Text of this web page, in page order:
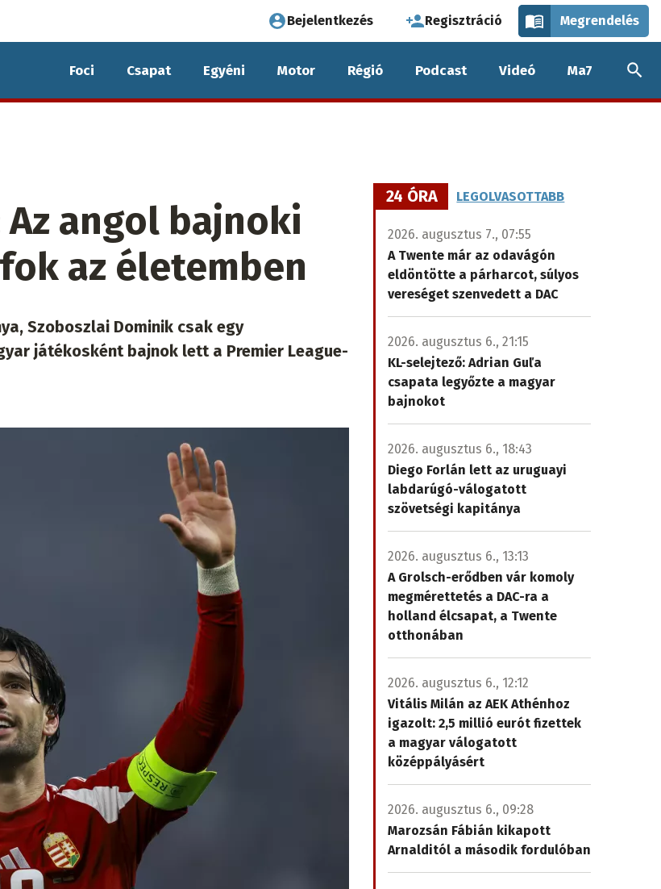
Felhasználói
fiók
menüje
Bejelentkezés Regisztráció Megrendelés
Foci Csapat Egyéni Motor Régió Podcast Videó Ma7
angol bajnoki
az életemben
Szoboszlai Dominik csak egy
játékosként bajnok lett a Premier League-
24 ÓRA LEGOLVASOTTABB
2026. augusztus 7., 07:55
A Twente már az odavágón
eldöntötte a párharcot, súlyos
vereséget szenvedett a DAC
2026. augusztus 6., 21:15
KL-selejtező: Adrian Guľa
csapata legyőzte a magyar
bajnokot
2026. augusztus 6., 18:43
Diego Forlán lett az uruguayi
labdarúgó-válogatott
szövetségi kapitánya
2026. augusztus 6., 13:13
A Grolsch-erődben vár komoly
megmérettetés a DAC-ra a
holland élcsapat, a Twente
otthonában
2026. augusztus 6., 12:12
Vitális Milán az AEK Athénhoz
igazolt: 2,5 millió eurót fizettek
a magyar válogatott
középpályásért
2026. augusztus 6., 09:28
Marozsán Fábián kikapott
Arnalditól a második fordulóban